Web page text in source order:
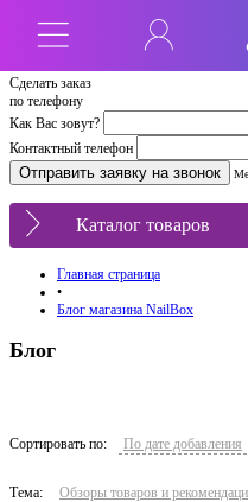
Сделать заказ
по телефону
Как Вас зовут?
Контактный телефон
Каталог товаров
Главная страница
•
Блог магазина NailBox
Блог
Сортировать по: По дате добавления
Тема: Обзоры товаров и